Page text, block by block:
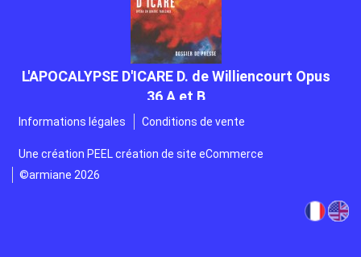
L'APOCALYPSE D'ICARE D. de Williencourt Opus
36 A et B
Opéra en 4 tableaux
Gratuit
Informations légales Conditions de vente
Une création PEEL création de site eCommerce
©armiane 2026